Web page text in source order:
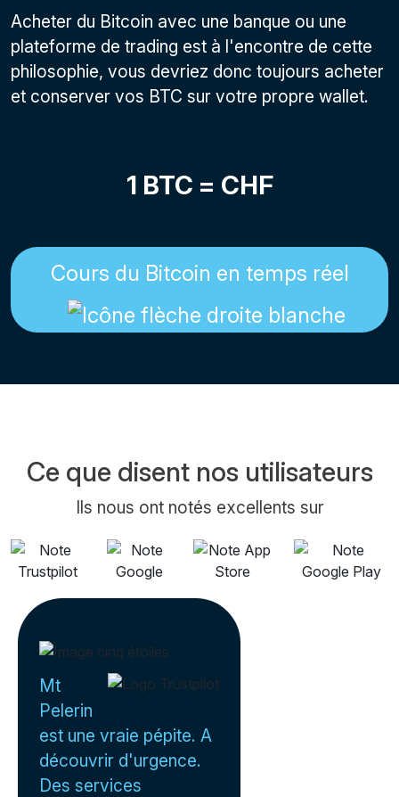
Acheter du Bitcoin avec une banque ou une
plateforme de trading est à l'encontre de cette
philosophie, vous devriez donc toujours acheter
et conserver vos BTC sur votre propre wallet.
1 BTC = CHF
Cours du Bitcoin en temps réel
Ce que disent nos utilisateurs
Ils nous ont notés excellents sur
Mt
Pelerin
est une vraie pépite. A
découvrir d'urgence.
Des services